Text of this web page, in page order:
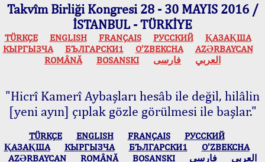
Takvîm Birliği Kongresi 28 - 30 MAYIS 2016 /
İSTANBUL - TÜRKİYE
TÜRKÇE ENGLISH FRANÇAIS РУССКИЙ
ҚАЗАҚША
КЫPГЫЗЧA
БЪЛГАРСКИ1 O’ZBEKCHA
AZӘRBAYCAN
ROMÂNĂ
BOSANSKI العربي فارسی
"Hicrî Kamerî Aybaşları hesâb ile değil, hilâlin
[yeni ayın] çıplak gözle görülmesi ile başlar."
TÜRKÇE ENGLISH FRANÇAIS
РУССКИЙ
ҚАЗАҚША
КЫPГЫЗЧA БЪЛГАРСКИ1
O’ZBEKCHA
AZӘRBAYCAN
ROMÂNĂ BOSANSKI العربي فارسی